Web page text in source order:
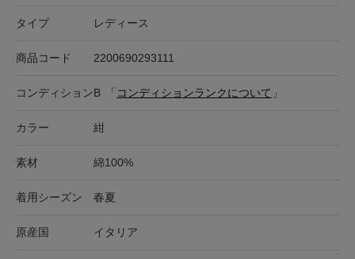
タイプ レディース
商品コード 2200690293111
コンディションB 「 コンディションランクについて 」
カラー 紺
素材 綿100%
着用シーズン 春夏
原産国 イタリア